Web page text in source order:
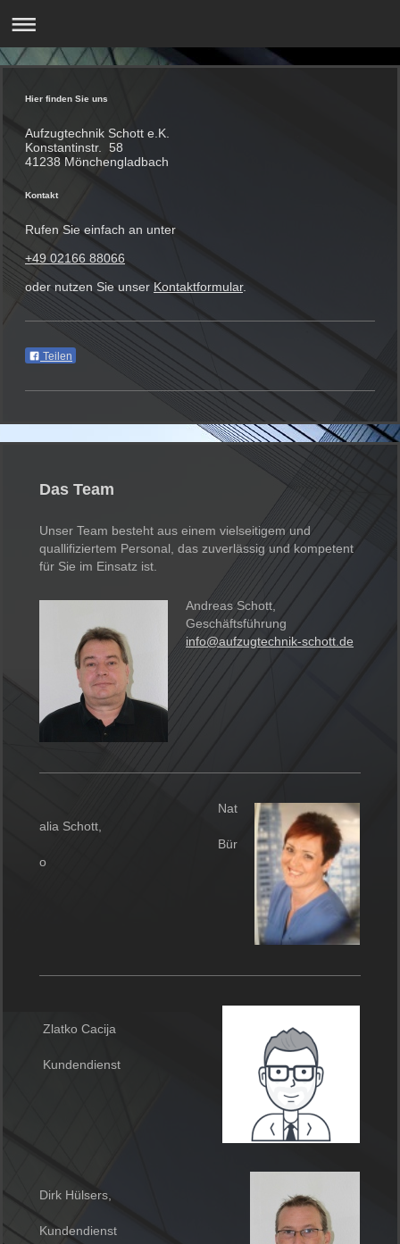
Hier finden Sie uns
Aufzugtechnik Schott e.K.
Konstantinstr.
58
41238 Mönchengladbach
Kontakt
Rufen Sie einfach an unter
+49 02166 88066
oder nutzen Sie unser Kontaktformular.
Teilen
Das Team
Unser Team besteht aus einem vielseitigem und
quallifiziertem Personal, das zuverlässig und kompetent
für Sie im Einsatz ist.
Andreas Schott,
Geschäftsführung
info@aufzugtechnik-schott.de
Nat
alia Schott,
Bür
o
Zlatko Cacija
Kundendienst
Dirk Hülsers,
Kundendienst